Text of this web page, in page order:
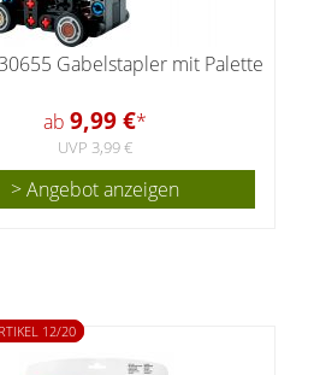
Gabelstapler mit Palette
ab 9,99 €*
UVP 3,99 €
> Angebot anzeigen
12/20